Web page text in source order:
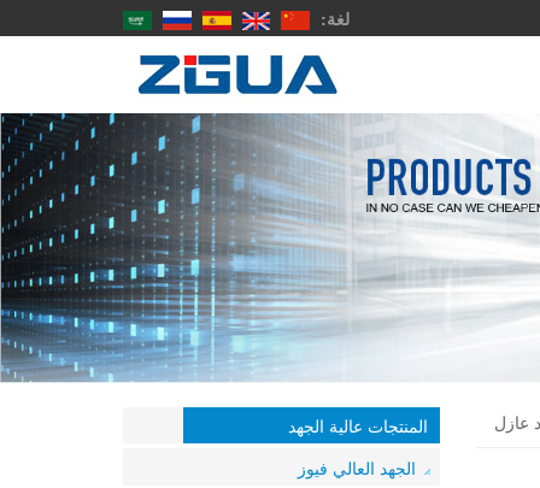
لغة:
المنتجات عالية الجهد
الجهد العالي فيوز
عازل